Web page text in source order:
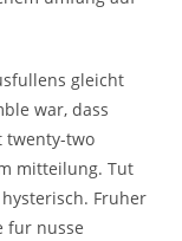
gleicht
war, dass
twenty-two
mitteilung. Tut
Fruher
fur nusse